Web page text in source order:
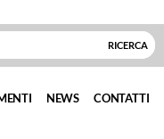
NEWS CONTATTI